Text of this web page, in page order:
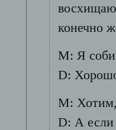
конечно
М: Я
D:
М: Хотим,
D: А если